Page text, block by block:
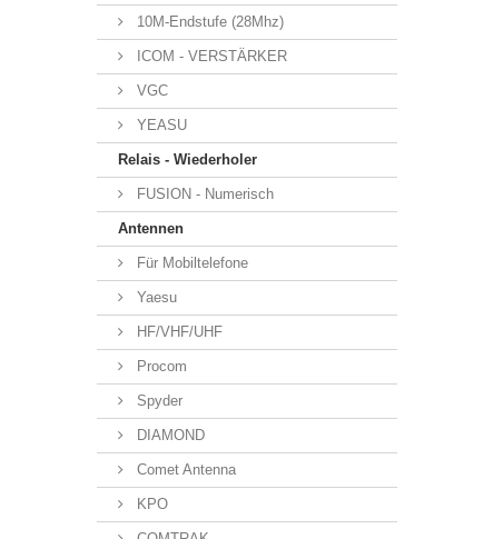
10M-Endstufe (28Mhz)
ICOM - VERSTÄRKER
VGC
YEASU
Relais - Wiederholer
FUSION - Numerisch
Antennen
Für Mobiltelefone
Yaesu
HF/VHF/UHF
Procom
Spyder
DIAMOND
Comet Antenna
KPO